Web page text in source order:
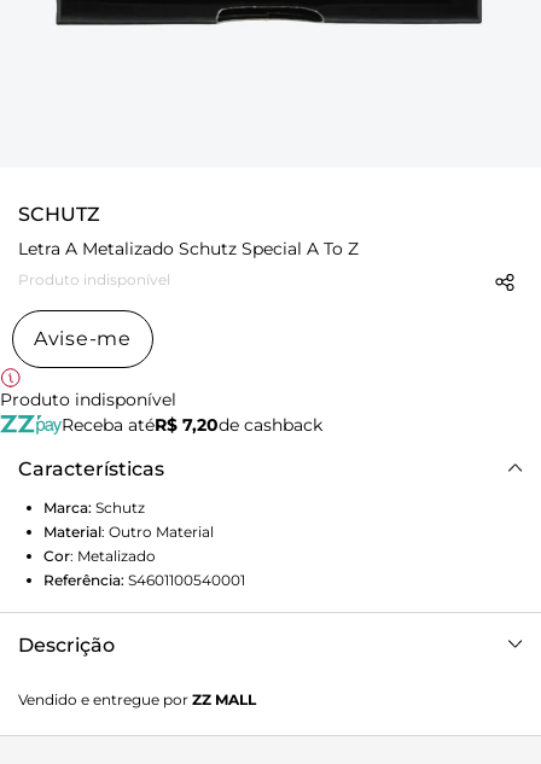
SCHUTZ
Letra A Metalizado Schutz Special A To Z
Produto indisponível
Avise-me
Produto indisponível
Receba atéR$ 7,20de cashback
Características
Marca: Schutz
Material: Outro Material
Cor: Metalizado
Referência: S4601100540001
Descrição
detalhes, nossa ação “A to Z” permite a personalização do
fecho de suas it bags favoritas. Cada letra tem um
Vendido e entregue por ZZ MALL